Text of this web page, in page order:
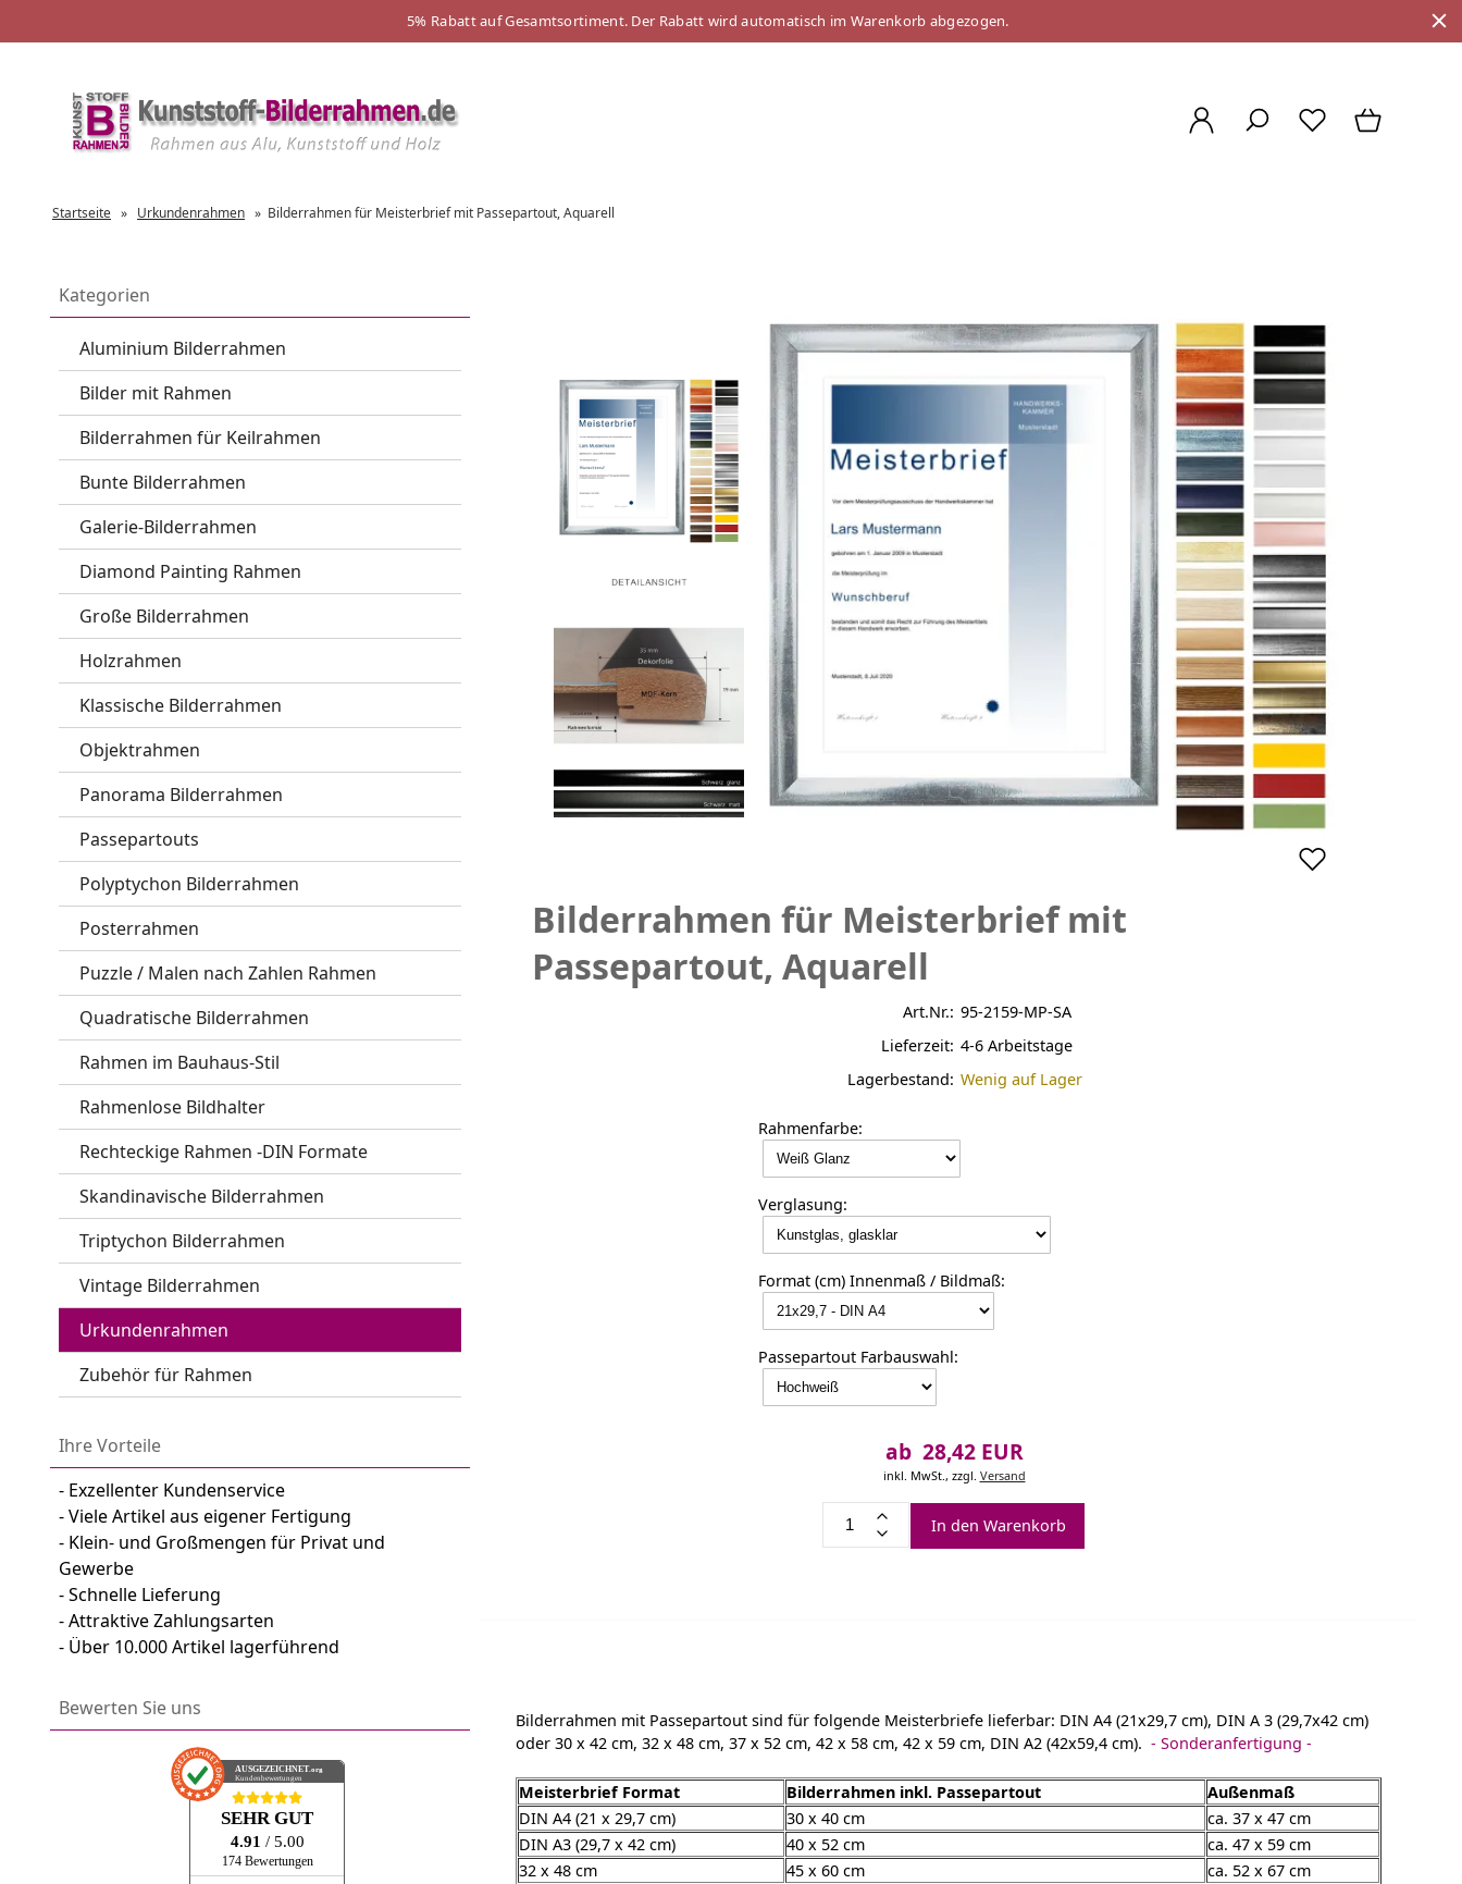
5% Rabatt auf Gesamtsortiment. Der Rabatt wird automatisch im Warenkorb abgezogen.
Startseite » Urkundenrahmen » Bilderrahmen für Meisterbrief mit Passepartout, Aquarell
Kategorien
Aluminium Bilderrahmen
Bilder mit Rahmen
Bilderrahmen für Keilrahmen
Bunte Bilderrahmen
Galerie-Bilderrahmen
Diamond Painting Rahmen
Große Bilderrahmen
Holzrahmen
Klassische Bilderrahmen
Objektrahmen
Panorama Bilderrahmen
Passepartouts
Polyptychon Bilderrahmen
Posterrahmen
Puzzle / Malen nach Zahlen Rahmen
Quadratische Bilderrahmen
Rahmen im Bauhaus-Stil
Rahmenlose Bildhalter
Rechteckige Rahmen -DIN Formate
Skandinavische Bilderrahmen
Triptychon Bilderrahmen
Vintage Bilderrahmen
Urkundenrahmen
Zubehör für Rahmen
Ihre Vorteile
- Exzellenter Kundenservice
- Viele Artikel aus eigener Fertigung
- Klein- und Großmengen für Privat und
Gewerbe
- Schnelle Lieferung
- Attraktive Zahlungsarten
- Über 10.000 Artikel lagerführend
Bewerten Sie uns
AUSGEZEICHNET.org
Kundenbewertungen
SEHR GUT
4.91 / 5.00
174 Bewertungen
Bilderrahmen für Meisterbrief mit
Passepartout, Aquarell
Art.Nr.: 95-2159-MP-SA
Lieferzeit: 4-6 Arbeitstage
Lagerbestand: Wenig auf Lager
Rahmenfarbe:
Verglasung:
Format (cm) Innenmaß / Bildmaß:
Passepartout Farbauswahl:
ab 28,42 EUR
inkl. MwSt., zzgl. Versand
In den Warenkorb
Bilderrahmen mit Passepartout sind für folgende Meisterbriefe lieferbar: DIN A4 (21x29,7 cm), DIN A 3 (29,7x42 cm)
oder 30 x 42 cm, 32 x 48 cm, 37 x 52 cm, 42 x 58 cm, 42 x 59 cm, DIN A2 (42x59,4 cm). - Sonderanfertigung -
Meisterbrief Format Bilderrahmen inkl. Passepartout
Außenmaß
DIN A4 (21 x 29,7 cm)
30 x 40 cm
ca. 37 x 47 cm
DIN A3 (29,7 x 42 cm)
40 x 52 cm
ca. 47 x 59 cm
32 x 48 cm
45 x 60 cm
ca. 52 x 67 cm